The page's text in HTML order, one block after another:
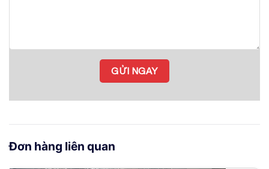
Đơn hàng liên quan